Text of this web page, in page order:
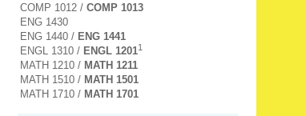
COMP 1012 / COMP 1013
ENG 1430
ENG 1440 / ENG 1441
ENGL 1310 / ENGL 12011
MATH 1210 / MATH 1211
MATH 1510 / MATH 1501
MATH 1710 / MATH 1701